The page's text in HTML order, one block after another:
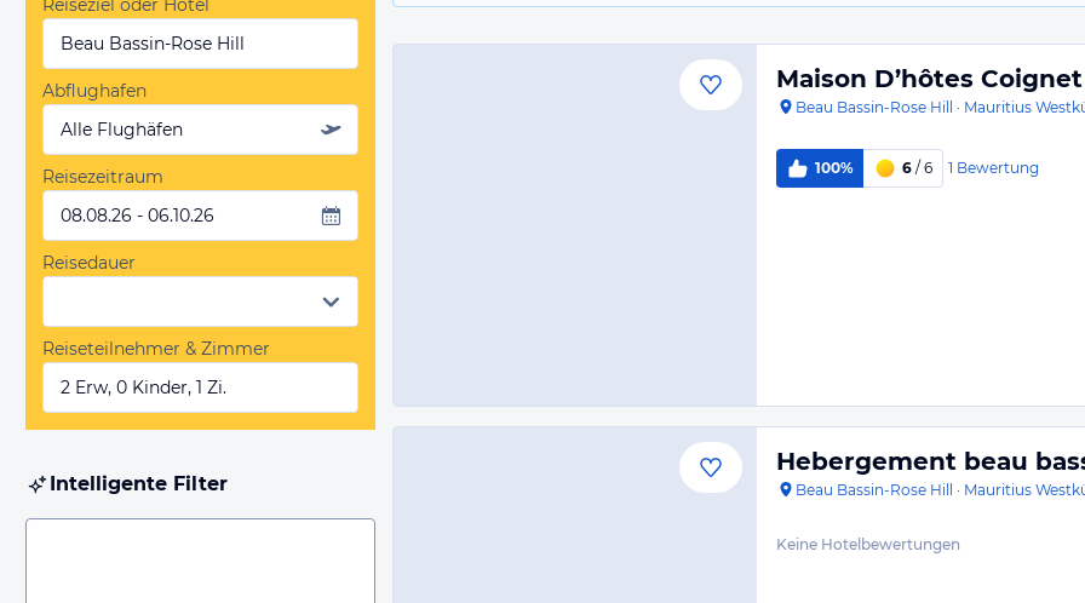
Reiseziel oder Hotel
Beau Bassin-Rose Hill
Abflughafen
Alle Flughäfen
Reisezeitraum
08.08.26 - 06.10.26
Reisedauer
Reiseteilnehmer & Zimmer
2 Erw, 0 Kinder, 1 Zi.
Intelligente Filter
Maison D’hôtes Coignet
Beau Bassin-Rose Hill · Mauritius
100% 6 / 6 1 Bewertung
Hebergement beau
Beau Bassin-Rose Hill · Mauritius
Keine Hotelbewertungen